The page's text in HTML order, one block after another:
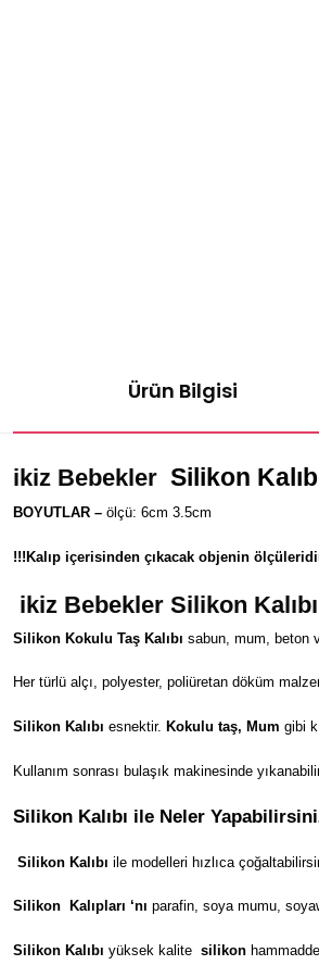
Ürün Bilgisi
ikiz Bebekler Silikon
BOYUTLAR – ölçü: 6cm 3.5cm
!!!Kalıp içerisinden çıkacak objenin
ikiz Bebekler Silikon
Silikon Kokulu Taş Kalıbı sabun, mum, beton
Her türlü alçı, polyester, poliüretan döküm
Silikon Kalıbı esnektir. Kokulu taş, Mum gibi
Kullanım sonrası bulaşık makinesinde
Silikon Kalıbı ile Neler
Silikon Kalıbı ile modelleri hızlıca
Silikon Kalıpları ‘nı parafin, soya mumu,
Silikon Kalıbı yüksek kalite silikon